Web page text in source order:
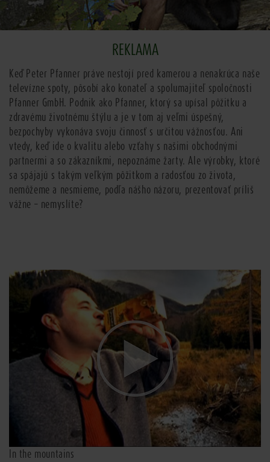
REKLAMA
Keď Peter Pfanner práve nestojí pred kamerou a nenakrúca naše
televízne spoty, pôsobí ako konateľ a spolumajiteľ spoločnosti
Pfanner GmbH. Podnik ako Pfanner, ktorý sa upísal pôžitku a
zdravému životnému štýlu a je v tom aj veľmi úspešný,
bezpochyby vykonáva svoju činnosť s určitou vážnosťou. Ani
vtedy, keď ide o kvalitu alebo vzťahy s našimi obchodnými
partnermi a so zákazníkmi, nepoznáme žarty. Ale výrobky, ktoré
sa spájajú s takým veľkým pôžitkom a radosťou zo života,
nemôžeme a nesmieme, podľa nášho názoru, prezentovať príliš
vážne – nemyslíte?
In the mountains